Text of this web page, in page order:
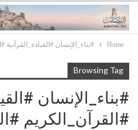
Home #بناء_الإنسان
Browsing Tag
#بناء_الإنسان
#القرآن_الكريم